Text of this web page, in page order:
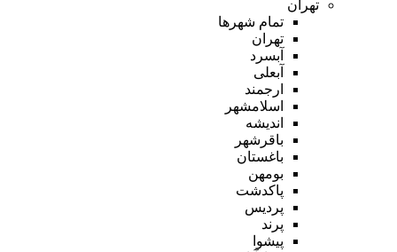
تمام شهر‌ها
اسلامشهر
باقرشهر
باغستان
پاکدشت